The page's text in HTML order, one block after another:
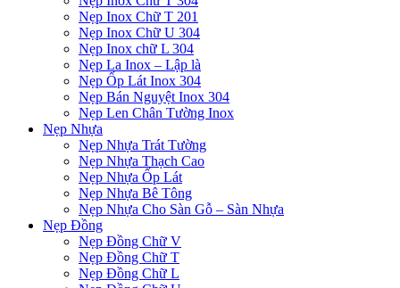
Nẹp Inox Chữ T 201
Nẹp Inox Chữ U 304
Nẹp Inox chữ L 304
Nẹp La Inox – Lập là
Nẹp Ốp Lát Inox 304
Nẹp Bán Nguyệt Inox 304
Nẹp Len Chân Tường Inox
Nẹp Nhựa
Nẹp Nhựa Trát Tường
Nẹp Nhựa Thạch Cao
Nẹp Nhựa Ốp Lát
Nẹp Nhựa Bê Tông
Nẹp Nhựa Cho Sàn Gỗ – Sàn Nhựa
Nẹp Đồng
Nẹp Đồng Chữ V
Nẹp Đồng Chữ T
Nẹp Đồng Chữ L